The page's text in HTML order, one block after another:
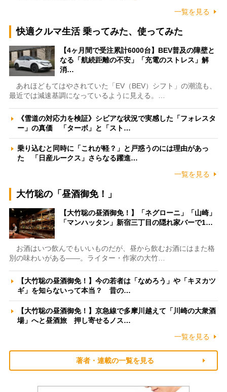
一覧を見る
快適クルマ生活 乗ってみた、使ってみた
【4ヶ月間で受注累計6000台】BEV普及の障壁と
なる「航続距離の不安」「充電のストレス」解
消…
あれほどもてはやされていた「EV（BEV）シフト」の潮流も、
最近では減速基調になっているように見える。…
《雪道の対応力を検証》シビアな状況で実感した「フォレスタ
ー」の真価 「ターボ」と「スト…
乗り込むと同時に「これが軽？」と戸惑うのには理由があっ
た 「日産ルークス」さらなる躍進…
一覧を見る
大竹聡の「昼酒御免！」
【大竹聡の昼酒御免！】「ネグローニ」「山崎」
「マンハッタン」新宿三丁目の隠れ家バーで1…
お酒はいつ飲んでもいいものだが、昼から飲むお酒にはまた格
別の味わいがある――。ライター・作家の大竹…
【大竹聡の昼酒御免！】今の若者は「なめろう」や「キヌカツ
ギ」を知らないって本当？ 昔の…
【大竹聡の昼酒御免！】京急線で多摩川越えて「川崎の大衆酒
場」へと昼酒旅 押し寄せるノス…
一覧を見る
著者・連載の一覧を見る